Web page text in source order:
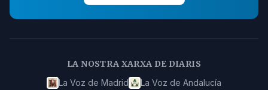
LA NOSTRA XARXA DE DIARIS
La Voz de Madrid La Voz de Andalucía